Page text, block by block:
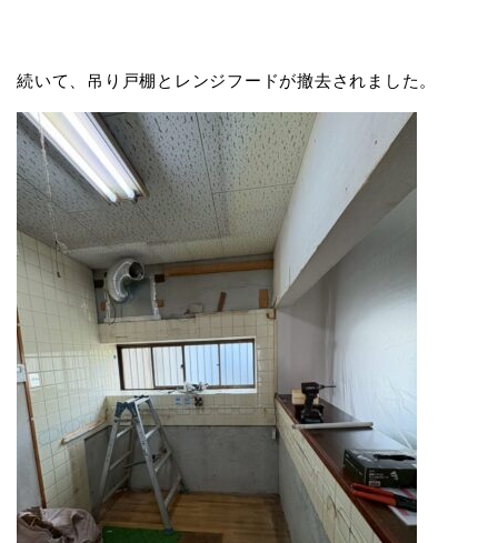
続いて、吊り戸棚とレンジフードが撤去されました。